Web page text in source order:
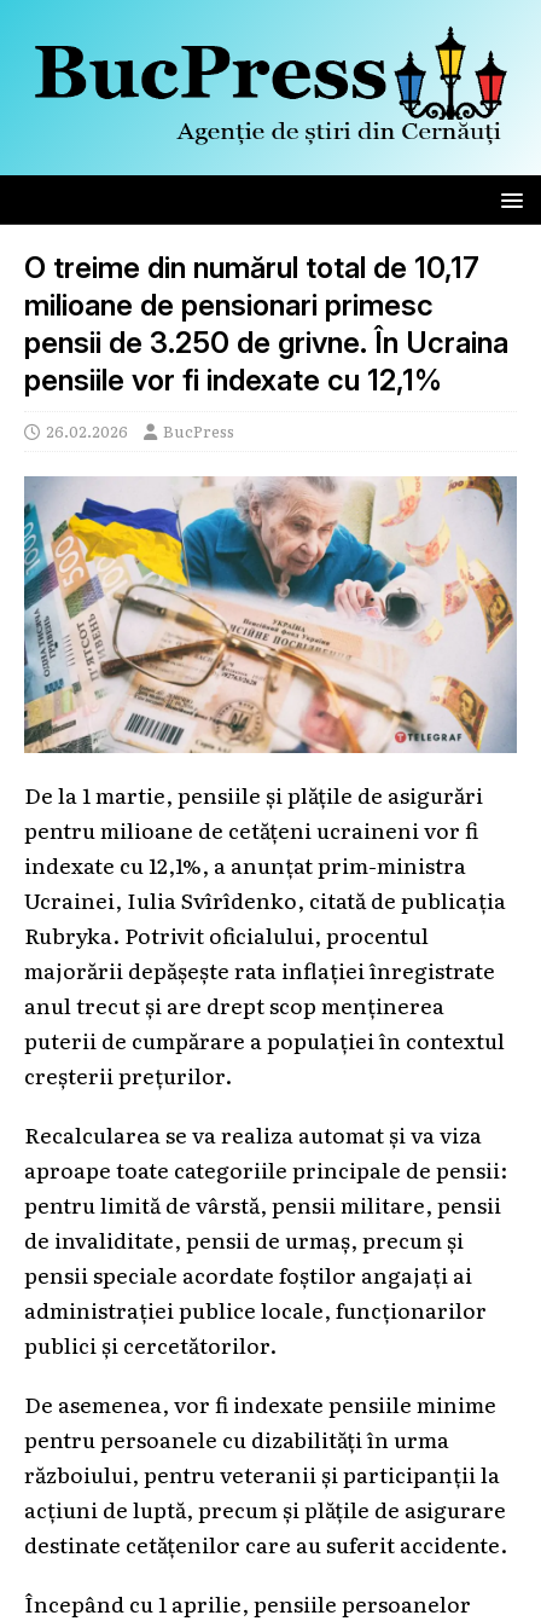
O treime din numărul total de 10,17
milioane de pensionari primesc
pensii de 3.250 de grivne. În Ucraina
pensiile vor fi indexate cu 12,1%
26.02.2026 BucPress
De la 1 martie, pensiile și plățile de asigurări
pentru milioane de cetățeni ucraineni vor fi
indexate cu 12,1%, a anunțat prim-ministra
Ucrainei, Iulia Svîrîdenko, citată de publicația
Rubryka. Potrivit oficialului, procentul
majorării depășește rata inflației înregistrate
anul trecut și are drept scop menținerea
puterii de cumpărare a populației în contextul
creșterii prețurilor.
Recalcularea se va realiza automat și va viza
aproape toate categoriile principale de pensii:
pentru limită de vârstă, pensii militare, pensii
de invaliditate, pensii de urmaș, precum și
pensii speciale acordate foștilor angajați ai
administrației publice locale, funcționarilor
publici și cercetătorilor.
De asemenea, vor fi indexate pensiile minime
pentru persoanele cu dizabilități în urma
războiului, pentru veteranii și participanții la
acțiuni de luptă, precum și plățile de asigurare
destinate cetățenilor care au suferit accidente.
Începând cu 1 aprilie, pensiile persoanelor